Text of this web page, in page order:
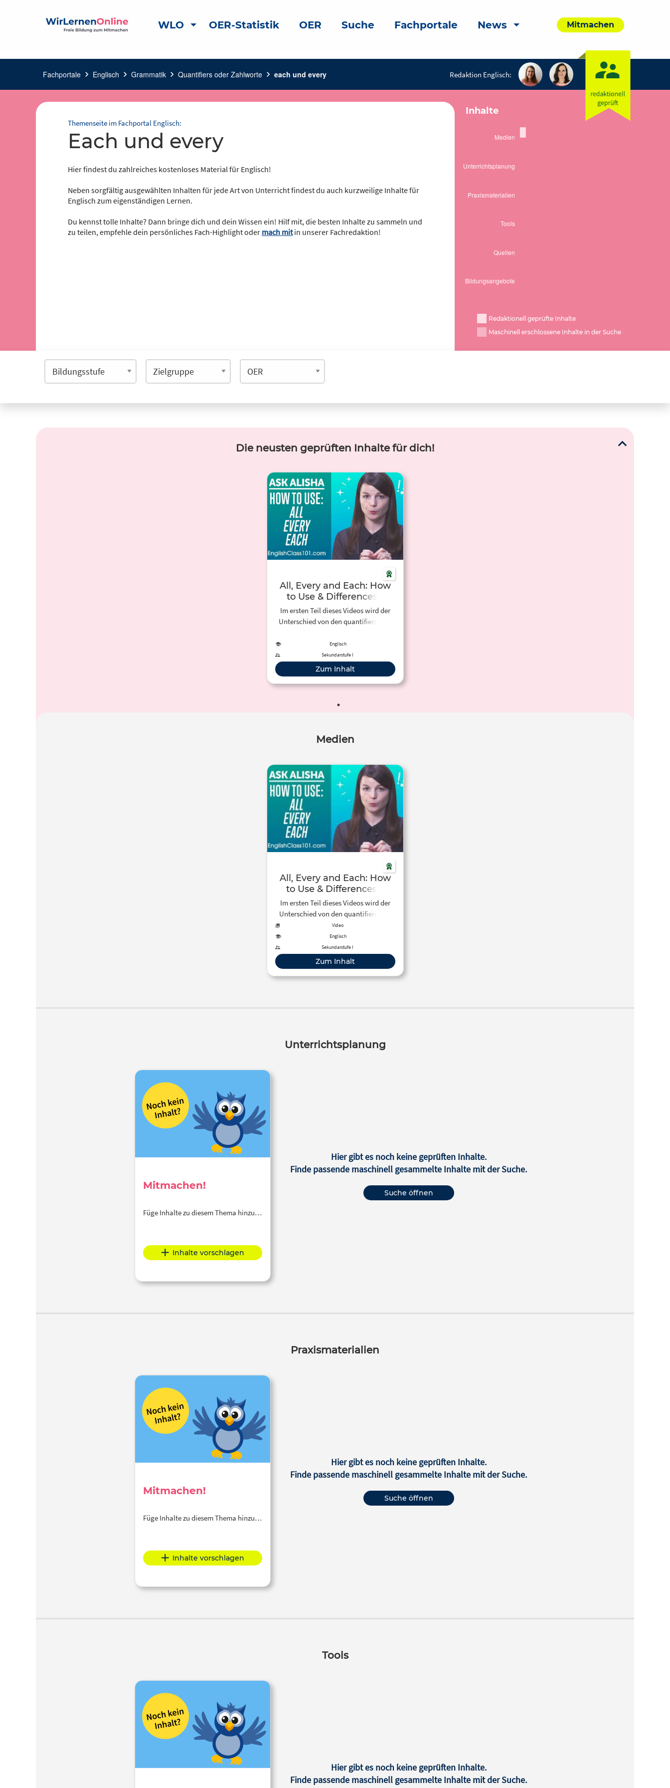
WLO OER-Statistik OER Suche Fachportale News Mitmachen
Fachportale chevron_right Englisch chevron_right Grammatik chevron_right Quantifiers oder Zahlworte chevron_right each und every Redaktion Englisch:
Themenseite im Fachportal Englisch:
each und every
Hier findest du zahlreiches kostenloses Material für Englisch!
Neben sorgfältig ausgewählten Inhalten für jede Art von Unterricht findest du auch kurzweilige Inhalte für
Englisch zum eigenständigen Lernen.
Du kennst tolle Inhalte? Dann bringe dich und dein Wissen ein! Hilf mit, die besten Inhalte zu sammeln und
zu teilen, empfehle dein persönliches Fach-Highlight oder mach mitin unserer Fachredaktion!
Inhalte
Redaktionell geprüfte Inhalte
Maschinell erschlossene Inhalte in der Suche
Die neusten geprüften Inhalte für dich!
All, Every and Each: How
to Use & Differences -
Basic English Grammar
Im ersten Teil dieses Videos wird der
Unterschied von den quantifiers "all,
Englisch
Sekundarstufe I
Zum Inhalt
Medien
All, Every and Each: How
to Use & Differences –
Basic English Grammar
Im ersten Teil dieses Videos wird der
Unterschied von den quantifiers “all,
every, each” erklärt.
Video
Englisch
Sekundarstufe I
Zum Inhalt
Unterrichtsplanung
Mitmachen!
Füge Inhalte zu diesem Thema hinzu…
Inhalte vorschlagen
Hier gibt es noch keine geprüften Inhalte.
Finde passende maschinell gesammelte Inhalte mit der Suche.
Suche öffnen
Praxismaterialien
Mitmachen!
Füge Inhalte zu diesem Thema hinzu…
Inhalte vorschlagen
Hier gibt es noch keine geprüften Inhalte.
Finde passende maschinell gesammelte Inhalte mit der Suche.
Suche öffnen
Tools
Hier gibt es noch keine geprüften Inhalte.
Finde passende maschinell gesammelte Inhalte mit der Suche.